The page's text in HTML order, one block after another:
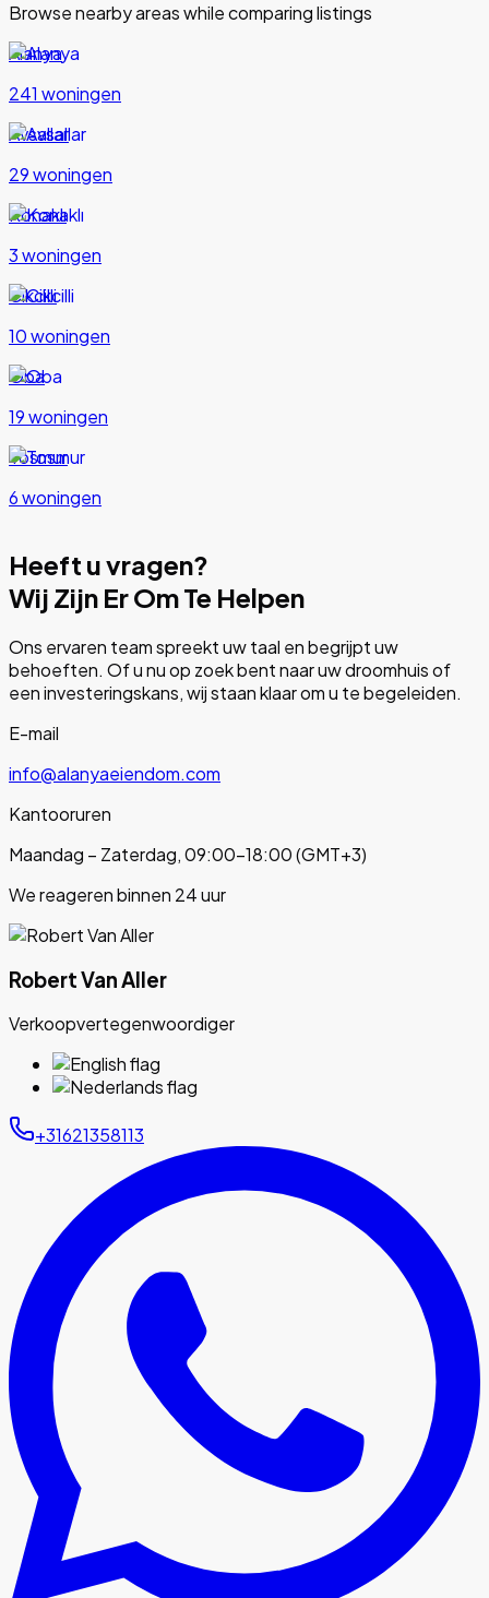
Browse nearby areas while comparing listings
Alanya
241 woningen
Avsallar
29 woningen
Konaklı
3 woningen
Cikcilli
10 woningen
Oba
19 woningen
Tosmur
6 woningen
Heeft u vragen?
Wij Zijn Er Om Te Helpen
Ons ervaren team spreekt uw taal en begrijpt uw
behoeften. Of u nu op zoek bent naar uw droomhuis of
een investeringskans, wij staan klaar om u te begeleiden.
E-mail
info@alanyaeiendom.com
Kantooruren
Maandag – Zaterdag, 09:00–18:00 (GMT+3)
We reageren binnen 24 uur
Robert Van Aller
Verkoopvertegenwoordiger
+31621358113